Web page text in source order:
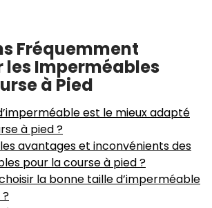
Fréquemment
les Imperméables
à Pied
est le mieux adapté
à pied ?
avantages et inconvénients des
pour la course à pied ?
la bonne taille d’imperméable